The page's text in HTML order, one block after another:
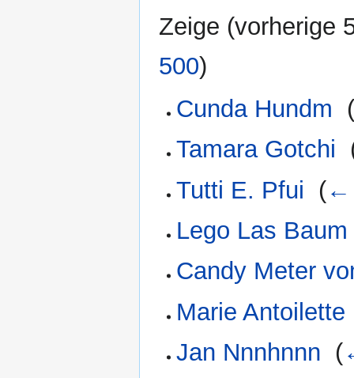
Zeige (vorherige
500)
Cunda Hundm
Tamara Gotchi
Tutti E. Pfui
(←
Lego Las Baum
Candy Meter
Marie Antoilette
Jan Nnnhnnn (